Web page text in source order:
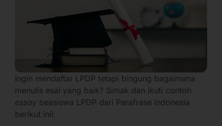
Ingin mendaftar LPDP tetapi bingung bagaimana
menulis esai yang baik? Simak dan ikuti contoh
essay beasiswa LPDP dari Parafrase Indonesia
berikut ini!